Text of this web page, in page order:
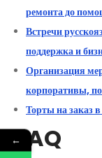
ремонта до
Встречи
поддержка и
Организация
корпоративы,
Торты на заказ
FAQ
←